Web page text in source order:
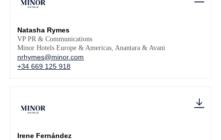
Natasha Rymes
VP PR & Communications
Minor Hotels Europe & Americas, Anantara & Avani
nrhymes@minor.com
+34 669 125 918
Irene Fernández